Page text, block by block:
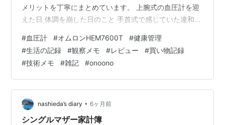
メリットを丁寧にまとめています。 上腕式の血圧計を迎
えた日 体調を崩した日のこと 手首式で感じていた違和感
測をはじめて、血圧について調べてみた 血圧の基礎知識
と一般的な分類 ● 診察室血圧の分類（一般的な目安） ●
家庭血圧の分類（一般的な目安） 片方だけ基準を外れる
ことについて 行動による血圧の変化（一般的に知られて
いる傾向） 数字の並びを見ていくということ 朝の測定
タ…
#血圧計 #オムロンHEM7600T #健康管理
#生活の記録 #観察メモ #レビュー #買い物記録
#技術メモ #雑記 #onoono
nashieda’s diary • 6ヶ月前
シングルマザー家計簿